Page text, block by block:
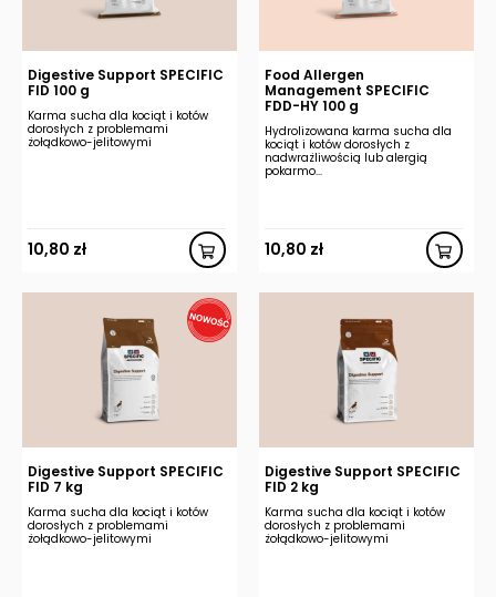
Digestive Support SPECIFIC
FID 100 g
Karma sucha dla kociąt i kotów
dorosłych z problemami
żołądkowo-jelitowymi
10,80 zł
Food Allergen
Management SPECIFIC
FDD-HY 100 g
Hydrolizowana karma sucha dla
kociąt i kotów dorosłych z
nadwrażliwością lub alergią
pokarmo...
10,80 zł
Digestive Support SPECIFIC
FID 7 kg
Karma sucha dla kociąt i kotów
dorosłych z problemami
żołądkowo-jelitowymi
Digestive Support SPECIFIC
FID 2 kg
Karma sucha dla kociąt i kotów
dorosłych z problemami
żołądkowo-jelitowymi